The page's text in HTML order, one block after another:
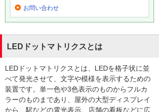
お問い合わせ
LEDドットマトリクスとは
LEDドットマトリクスとは、LEDを格子状に並
べて発光させて、文字や模様を表示するための
装置です。単一色や3色表示のものからフルカ
ラーのものまであり、屋外の大型ディスプレイ
から、駅などの電光表示、店舗の看板などに広